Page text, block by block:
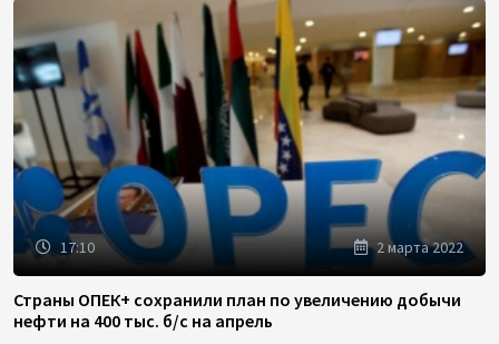
17:10 2 марта 2022
Страны ОПЕК+ сохранили план по увеличению добычи
нефти на 400 тыс. б/с на апрель